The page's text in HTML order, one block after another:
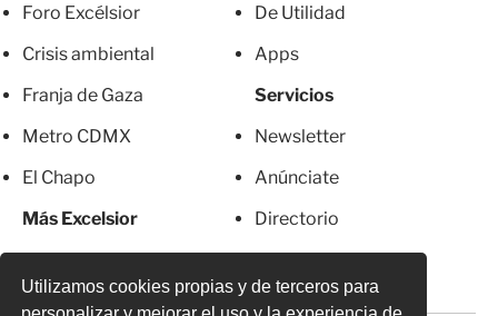
Utilizamos cookies propias y de terceros para
Foro Excélsior
Crisis ambiental
Franja de Gaza
Metro CDMX
El Chapo
Más Excelsior
De Utilidad
Apps
Servicios
Newsletter
Anúnciate
Directorio